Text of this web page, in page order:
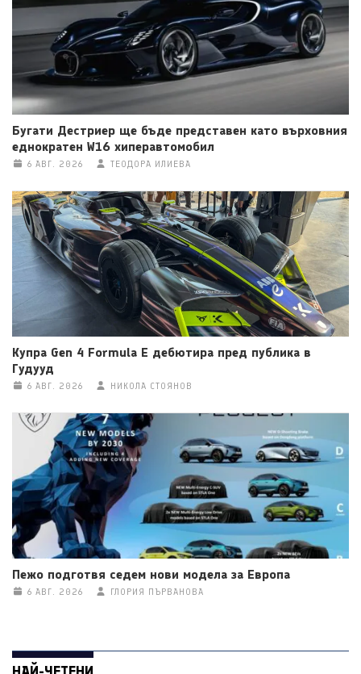
Бугати Дестриер ще бъде представен като върховния
еднократен W16 хиперавтомобил
6 АВГ. 2026 ТЕОДОРА ИЛИЕВА
Купра Gen 4 Formula E дебютира пред публика в
Гудууд
6 АВГ. 2026 НИКОЛА СТОЯНОВ
Пежо подготвя седем нови модела за Европа
6 АВГ. 2026 ГЛОРИЯ ПЪРВАНОВА